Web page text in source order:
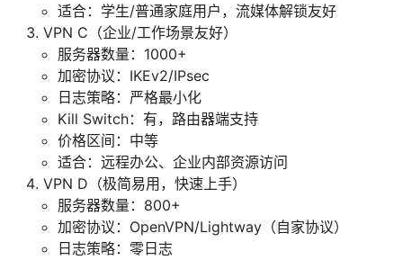
适合：学生/普通家庭用户，流媒体解锁友好
VPN C（企业/工作场景友好）
服务器数量：1000+
加密协议：IKEv2/IPsec
日志策略：严格最小化
Kill Switch：有，路由器端支持
价格区间：中等
适合：远程办公、企业内部资源访问
VPN D（极简易用，快速上手）
服务器数量：800+
加密协议：OpenVPN/Lightway（自家协议）
日志策略：零日志